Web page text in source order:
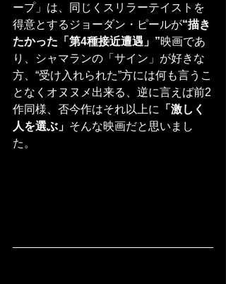
ープ」は、同じくスリラーテイストを
得意とするジョーダン・ピールが“描き
たかった「第4種接近遭遇」”映画であ
り、シャマランの「サイン」が好きな
方、“受け入れられた”方には何も言うこ
となくオヌヌメ出来る、逆に言えば前2
作同様、否今作はそれ以上に
「激しく
人を選ぶ」 そんな映画だと思いまし
た。